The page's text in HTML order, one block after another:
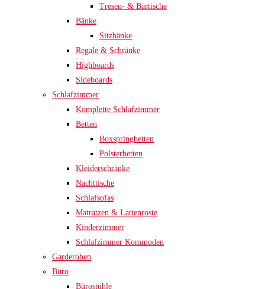
Tresen- & Bartische
Bänke
Sitzbänke
Regale & Schränke
Highboards
Sideboards
Schlafzimmer
Komplette Schlafzimmer
Betten
Boxspringbetten
Polsterbetten
Kleiderschränke
Nachttische
Schlafsofas
Matratzen & Lattenroste
Kinderzimmer
Schlafzimmer Kommoden
Garderoben
Büro
Bürostühle